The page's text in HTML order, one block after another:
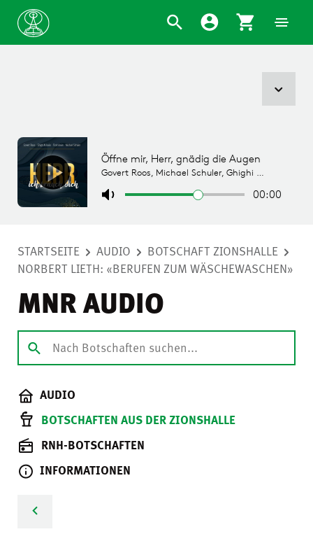
STARTSEITE AUDIO
BOTSCHAFT ZIONSHALLE
NORBERT LIETH: «BERUFEN ZUM WÄSCHEWASCHEN»
MNR AUDIO
AUDIO
BOTSCHAFTEN AUS DER ZIONSHALLE
RNH-BOTSCHAFTEN
INFORMATIONEN